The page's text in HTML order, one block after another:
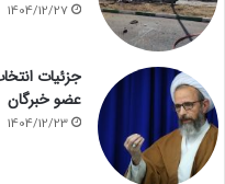
1404/12/27
جزئیات
عضو خبرگان
1404/12/23